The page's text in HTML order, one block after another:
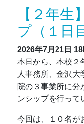
【２年生
プ（１日
2026年7月21日
本日から、本校２
人事務所、金沢大
院の３事業所に分
ンシップを行って
今回は、１０名が